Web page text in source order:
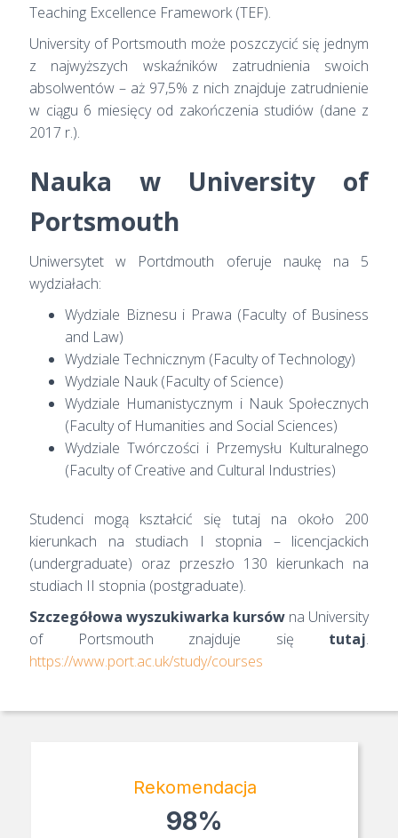
Teaching Excellence Framework (TEF).
University of Portsmouth może poszczycić się jednym
z najwyższych wskaźników zatrudnienia swoich
absolwentów – aż 97,5% z nich znajduje zatrudnienie
w ciągu 6 miesięcy od zakończenia studiów (dane z
2017 r.).
Nauka w University of
Portsmouth
Uniwersytet w Portdmouth oferuje naukę na 5
wydziałach:
Wydziale Biznesu i Prawa (Faculty of Business
and Law)
Wydziale Technicznym (Faculty of Technology)
Wydziale Nauk (Faculty of Science)
Wydziale Humanistycznym i Nauk Społecznych
(Faculty of Humanities and Social Sciences)
Wydziale Twórczości i Przemysłu Kulturalnego
(Faculty of Creative and Cultural Industries)
Studenci mogą kształcić się tutaj na około 200
kierunkach na studiach I stopnia – licencjackich
(undergraduate) oraz przeszło 130 kierunkach na
studiach II stopnia (postgraduate).
Szczegółowa wyszukiwarka kursów na University
of Portsmouth znajduje się tutaj.
https://www.port.ac.uk/study/courses
Rekomendacja
98%